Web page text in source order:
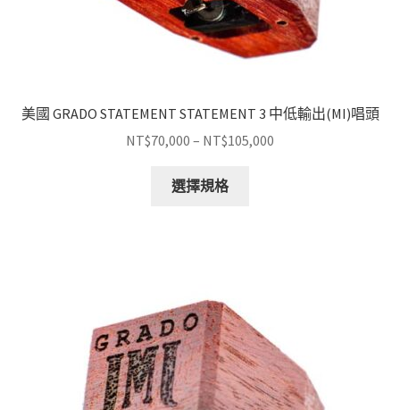
美國 GRADO STATEMENT STATEMENT 3 中低輸出(MI)唱頭
NT$70,000 – NT$105,000
選擇規格
式。
可
在
產